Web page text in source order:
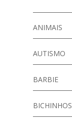
ANIMAIS
AUTISMO
BARBIE